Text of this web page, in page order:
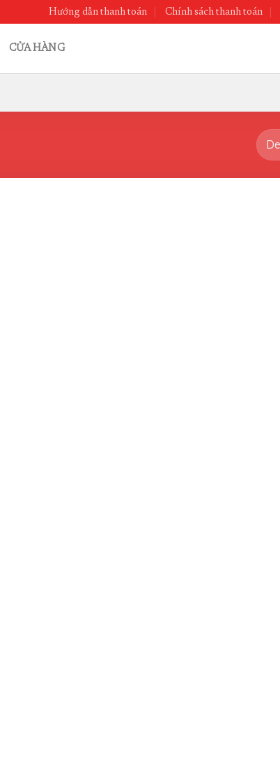
Hướng dẫn thanh toán Chính sách thanh toán
CỬA HÀNG